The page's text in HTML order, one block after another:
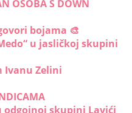
OSOBA S DOWN
bojama 🎨
u jasličkoj skupini
Ivanu Zelini
skupini Lavići